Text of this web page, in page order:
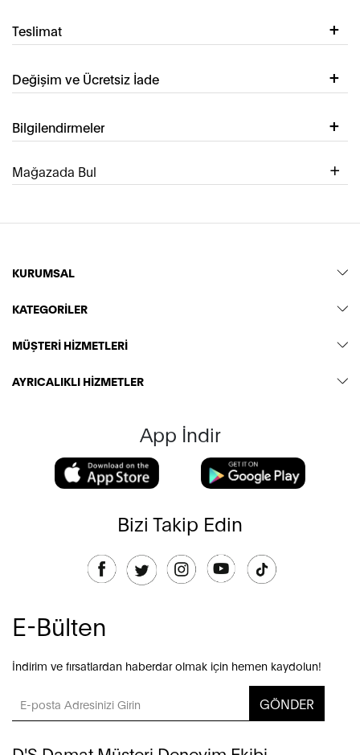
Teslimat
Değişim ve Ücretsiz İade
Bilgilendirmeler
Mağazada Bul
KURUMSAL
KATEGORİLER
MÜŞTERİ HİZMETLERİ
AYRICALIKLI HİZMETLER
App İndir
Bizi Takip Edin
E-Bülten
İndirim ve fırsatlardan haberdar olmak için hemen kaydolun!
GÖNDER